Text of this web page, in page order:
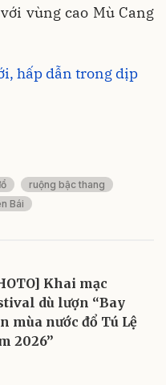
vùng cao Mù Cang
hấp dẫn trong dịp
ruộng bậc thang
Bái
Khai mạc
dù lượn “Bay
mùa nước đổ Tú Lệ
2026”